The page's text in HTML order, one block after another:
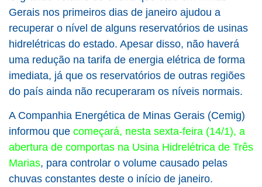
Gerais nos primeiros dias de janeiro ajudou a
recuperar o nível de alguns reservatórios de usinas
hidrelétricas do estado. Apesar disso, não haverá
uma redução na tarifa de energia elétrica de forma
imediata, já que os reservatórios de outras regiões
do país ainda não recuperaram os níveis normais.
A Companhia Energética de Minas Gerais (Cemig)
informou que começará, nesta sexta-feira (14/1), a
abertura de comportas na Usina Hidrelétrica de Três
Marias, para controlar o volume causado pelas
chuvas constantes deste o início de janeiro.